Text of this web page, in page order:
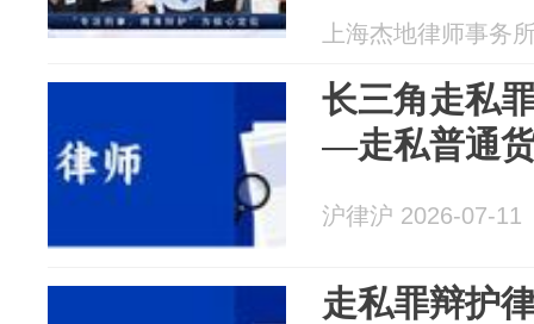
上海杰地律师事务
长三角走私
—走私普通
沪律沪 2026-07-11
走私罪辩护